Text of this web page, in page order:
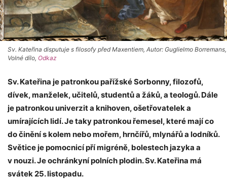
Sv. Kateřina disputuje s filosofy před Maxentiem, Autor: Guglielmo Borremans,
Volné dílo, Odkaz
Sv. Kateřina je patronkou pařížské Sorbonny, filozofů,
dívek, manželek, učitelů, studentů a žáků, a teologů. Dále
je patronkou univerzit a knihoven, ošetřovatelek a
umírajících lidí. Je taky patronkou řemesel, které mají co
do činění s kolem nebo mořem, hrnčířů, mlynářů a lodníků.
Světice je pomocnicí pří migréně, bolestech jazyka a
v nouzi. Je ochránkyní polních plodin. Sv. Kateřina má
svátek 25. listopadu.